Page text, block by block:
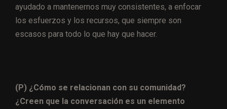
ayudado a mantenernos muy consistentes, a enfocar
los esfuerzos y los recursos, que siempre son
escasos para todo lo que hay que hacer.
(P) ¿Cómo se relacionan con su comunidad?
¿Creen que la conversación es un elemento